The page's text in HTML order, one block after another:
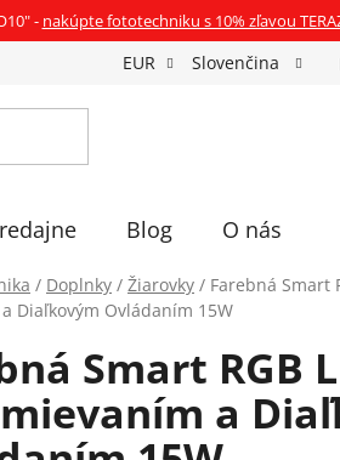
- nakúpte fototechniku s 10% zľavou
Eventovka Fotospin
EUR Slovenčina
Blog O nás
/ Doplnky / Žiarovky / Farebná Smart
Diaľkovým Ovládaním 15W
Smart RGB
a